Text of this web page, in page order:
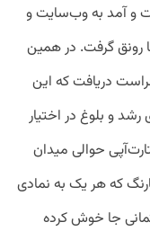
و آمد به وب‌سایت و
رونق گرفت. در همین
دریافت که این
و بلوغ در اختیار
حوالی میدان
که هر یک به نمادی
جا خوش کرده